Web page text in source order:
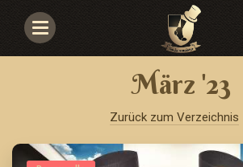
Navigace
März '23
Zurück zum Verzeichnis